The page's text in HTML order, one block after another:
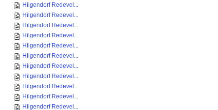
Hilgendorf Redevel...
Hilgendorf Redevel...
Hilgendorf Redevel...
Hilgendorf Redevel...
Hilgendorf Redevel...
Hilgendorf Redevel...
Hilgendorf Redevel...
Hilgendorf Redevel...
Hilgendorf Redevel...
Hilgendorf Redevel...
Hilgendorf Redevel...